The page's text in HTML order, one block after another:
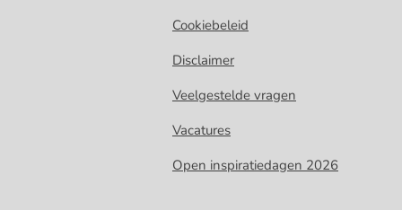
Cookiebeleid
Disclaimer
Veelgestelde vragen
Vacatures
Open inspiratiedagen 2026